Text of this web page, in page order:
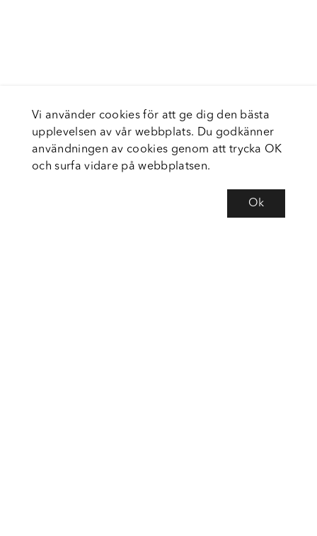
Vi använder cookies för att ge dig den bästa
upplevelsen av vår webbplats. Du godkänner
användningen av cookies genom att trycka OK
och surfa vidare på webbplatsen.
Ok